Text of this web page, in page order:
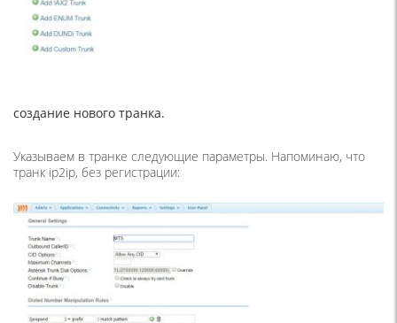
создание нового транка.
Указываем в транке следующие параметры. Напоминаю, что
транк ip2ip, без регистрации: